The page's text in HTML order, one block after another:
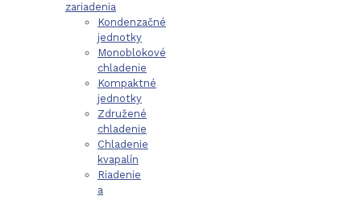
zariadenia
Kondenzačné
jednotky
Monoblokové
chladenie
Kompaktné
jednotky
Združené
chladenie
Chladenie
kvapalín
Riadenie
a